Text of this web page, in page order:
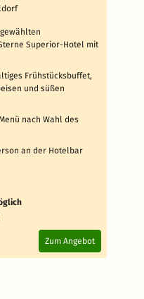
Superior-Hotel mit
Frühstücksbuffet,
und süßen
nach Wahl des
an der Hotelbar
Zum Angebot